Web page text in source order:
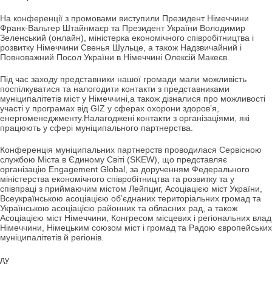
На конференції з промовами виступили Президент Німеччини
Франк-Вальтер Штайнмаєр та Президент України Володимир
Зеленський (онлайн), міністерка економічного співробітництва і
розвитку Німеччини Свенья Шульце, а також Надзвичайний і
Повноважний Посол України в Німеччині Олексій Макеєв.
Під час заходу представники нашої громади мали можливість
поспілкуватися та налогодити контакти з представниками
муніципалітетів міст у Німеччині,а також дізналися про можливості
участі у програмах від GIZ у сферах охорони здоровʼя,
енергоменеджменту.Налагоджені контакти з організаціями, які
працюють у сфері муніципального партнерства.
Конференція муніципальних партнерств проводилася Сервісною
службою Міста в Єдиному Світі (SKEW), що представляє
організацію Engagement Global, за дорученням Федерального
міністерства економічного співробітництва та розвитку та у
співпраці з приймаючим містом Лейпциг, Асоціацією міст України,
Всеукраїнською асоціацією об’єднаних територіальних громад та
Українською асоціацією районних та обласних рад, а також
Асоціацією міст Німеччини, Конгресом місцевих і регіональних влад
Німеччини, Німецьким союзом міст і громад та Радою європейських
муніципалітетів й регіонів.
ду